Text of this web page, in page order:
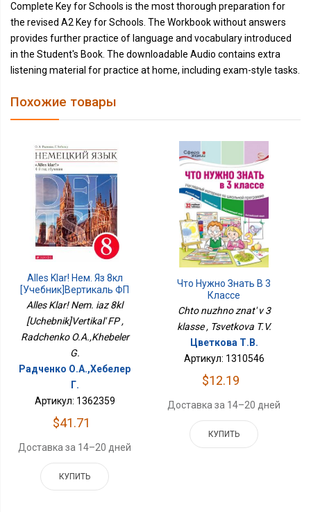
Complete Key for Schools is the most thorough preparation for
the revised A2 Key for Schools. The Workbook without answers
provides further practice of language and vocabulary introduced
in the Student's Book. The downloadable Audio contains extra
listening material for practice at home, including exam-style tasks.
Похожие товары
Alles Klar! Нем. Яз 8кл
[Учебник]Вертикаль ФП
Alles Klar! Nem. iaz 8kl
[Uchebnik]Vertikal' FP ,
Radchenko O.A.,Khebeler
G.
Радченко О.А.,Хебелер
Г.
Артикул: 1362359
$41.71
Доставка за 14–20 дней
КУПИТЬ
Что Нужно Знать В 3
Классе
Chto nuzhno znat' v 3
klasse , Tsvetkova T.V.
Цветкова Т.В.
Артикул: 1310546
$12.19
Доставка за 14–20 дней
КУПИТЬ